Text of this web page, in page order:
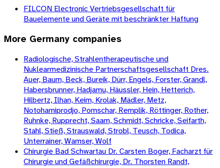
FILCON Electronic Vertriebsgesellschaft für
Bauelemente und Geräte mit beschränkter Haftung
More Germany companies
Radiologische, Strahlentherapeutische und
Nuklearmedizinische Partnerschaftsgesellschaft Dres.
Auer, Baum, Beck, Bureik, Dürr, Engels, Forster, Grandl,
Habersbrunner, Hadjamu, Häussler, Hein, Hetterich,
Hilbertz, Ilhan, Keim, Krolak, Mädler, Metz,
Notohamiprodjo, Pomschar, Remplik, Röttinger, Rother,
Ruhnke, Rupprecht, Saam, Schmidt, Schricke, Seifarth,
Stahl, Stieß, Strauswald, Strobl, Teusch, Todica,
Unterrainer, Wamser, Wolf
Chirurgie Bad Schwartau Dr. Carsten Boger, Facharzt für
Chirurgie und Gefäßchirurgie, Dr. Thorsten Randt,